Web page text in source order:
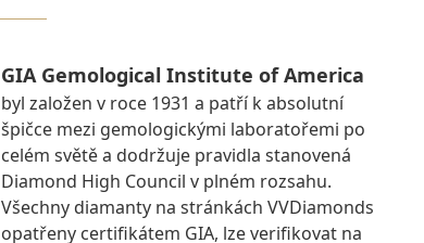
GIA Gemological Institute of America
byl založen v roce 1931 a patří k absolutní
špičce mezi gemologickými laboratořemi po
celém světě a dodržuje pravidla stanovená
Diamond High Council v plném rozsahu.
Všechny diamanty na stránkách VVDiamonds
opatřeny certifikátem GIA, lze verifikovat na